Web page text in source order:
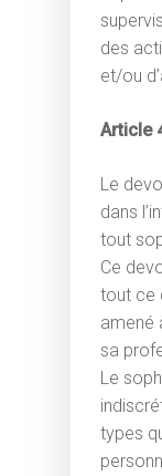
des
et/ou
Article
Le
dans
tout
Ce
tout ce
amené
sa
Le
types